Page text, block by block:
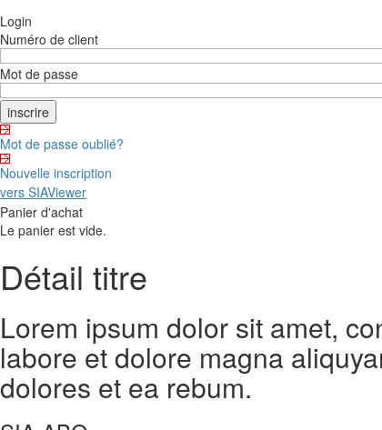
Login
Numéro de client
Mot de passe
Mot de passe oublié?
Nouvelle inscription
vers SIAViewer
Panier d'achat
Le panier est vide.
Détail titre
Lorem ipsum dolor sit amet,
labore et dolore magna
dolores et ea rebum.